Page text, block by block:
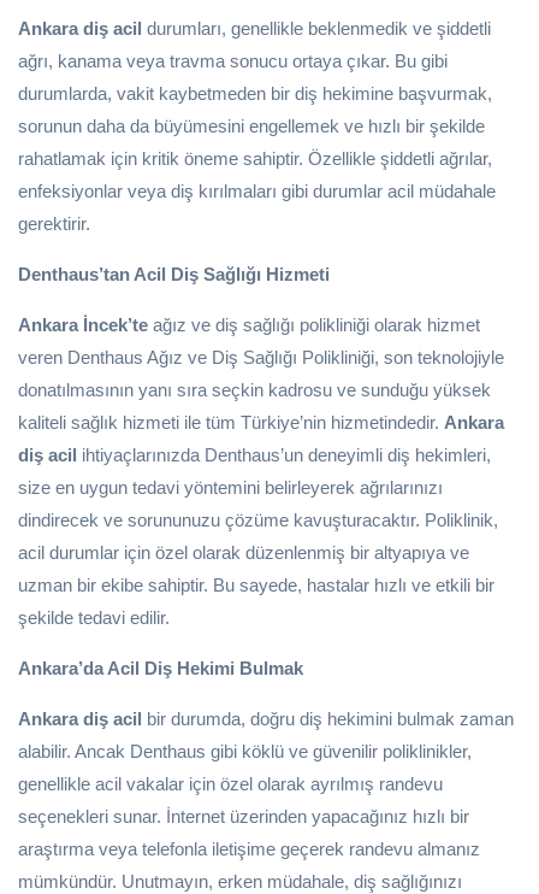
Ankara diş acil durumları, genellikle beklenmedik ve şiddetli
ağrı, kanama veya travma sonucu ortaya çıkar. Bu gibi
durumlarda, vakit kaybetmeden bir diş hekimine başvurmak,
sorunun daha da büyümesini engellemek ve hızlı bir şekilde
rahatlamak için kritik öneme sahiptir. Özellikle şiddetli ağrılar,
enfeksiyonlar veya diş kırılmaları gibi durumlar acil müdahale
gerektirir.
Denthaus’tan Acil Diş Sağlığı Hizmeti
Ankara İncek’te ağız ve diş sağlığı polikliniği olarak hizmet
veren Denthaus Ağız ve Diş Sağlığı Polikliniği, son teknolojiyle
donatılmasının yanı sıra seçkin kadrosu ve sunduğu yüksek
kaliteli sağlık hizmeti ile tüm Türkiye’nin hizmetindedir. Ankara
diş acil ihtiyaçlarınızda Denthaus’un deneyimli diş hekimleri,
size en uygun tedavi yöntemini belirleyerek ağrılarınızı
dindirecek ve sorununuzu çözüme kavuşturacaktır. Poliklinik,
acil durumlar için özel olarak düzenlenmiş bir altyapıya ve
uzman bir ekibe sahiptir. Bu sayede, hastalar hızlı ve etkili bir
şekilde tedavi edilir.
Ankara’da Acil Diş Hekimi Bulmak
Ankara diş acil bir durumda, doğru diş hekimini bulmak zaman
alabilir. Ancak Denthaus gibi köklü ve güvenilir poliklinikler,
genellikle acil vakalar için özel olarak ayrılmış randevu
seçenekleri sunar. İnternet üzerinden yapacağınız hızlı bir
araştırma veya telefonla iletişime geçerek randevu almanız
mümkündür. Unutmayın, erken müdahale, diş sağlığınızı